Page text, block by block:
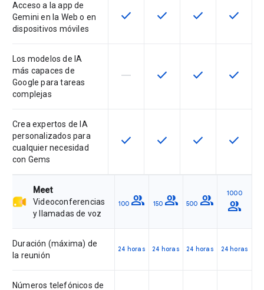
Acceso a la app de
Gemini en la Web o en
dispositivos móviles
Esta función está disponible en
check Esta función está
check Esta función
check Esta
check
Los modelos de IA
más capaces de
Google para tareas
complejas
Esta función no está disponible en
horizontal_rule Esta función está
check Esta función
check Esta
check
Crea expertos de IA
personalizados para
cualquier necesidad
con Gems
Esta función está disponible en
check Esta función está
check Esta función
check Esta
check
Meet
Videoconferencias
y llamadas de voz
100 group 150 group 500 group 1000
group
Duración (máxima) de
la reunión
24 horas 24 horas 24 horas 24 horas
Números telefónicos de